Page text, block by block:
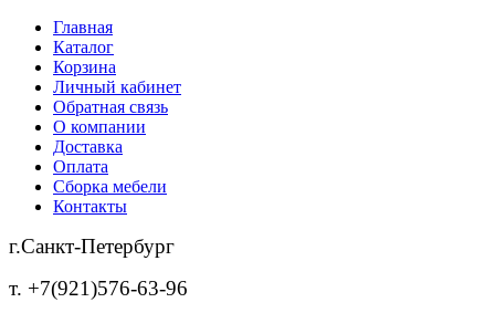
Главная
Каталог
Корзина
Личный кабинет
Обратная связь
О компании
Доставка
Оплата
Сборка мебели
Контакты
г.Санкт-Петербург
т. +7(921)576-63-96